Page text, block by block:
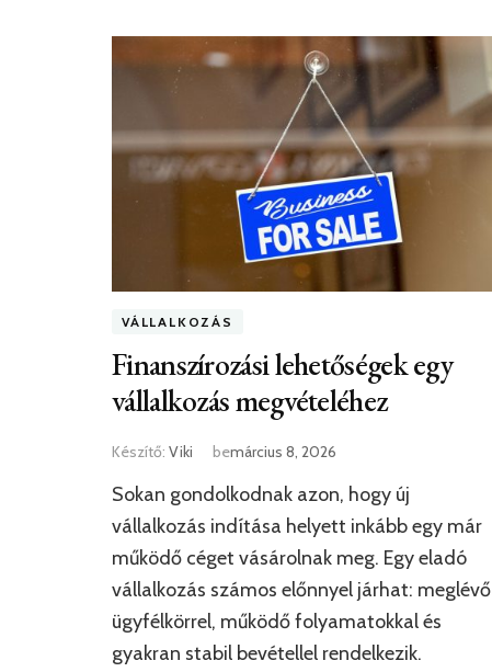
VÁLLALKOZÁS
Finanszírozási lehetőségek egy
vállalkozás megvételéhez
Készítő: Viki bemárcius 8, 2026
Sokan gondolkodnak azon, hogy új
vállalkozás indítása helyett inkább egy már
működő céget vásárolnak meg. Egy eladó
vállalkozás számos előnnyel járhat: meglévő
ügyfélkörrel, működő folyamatokkal és
gyakran stabil bevétellel rendelkezik.